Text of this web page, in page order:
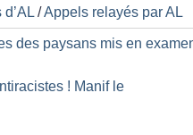
/Appels relayés par AL
des paysans mis en
! Manif le